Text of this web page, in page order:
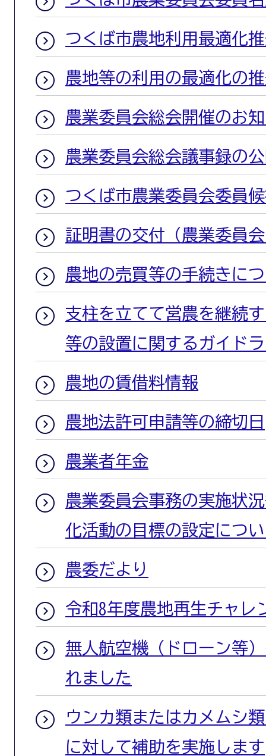
つくば市農地利用最適化
農地等の利用の最適化の
農業委員会総会開催のお
農業委員会総会議事録の
つくば市農業委員会委員
証明書の交付（農業委員
農地の売買等の手続きに
支柱を立てて営農を継続
等の設置に関するガイド
農地の賃借料情報
農地法許可申請等の締切日
農業者年金
農業委員会事務の実施状
化活動の目標の設定につ
農委だより
令和8年度農地再生チャレ
無人航空機（ドローン等
れました
ウンカ類またはカメムシ
に対して補助を実施します